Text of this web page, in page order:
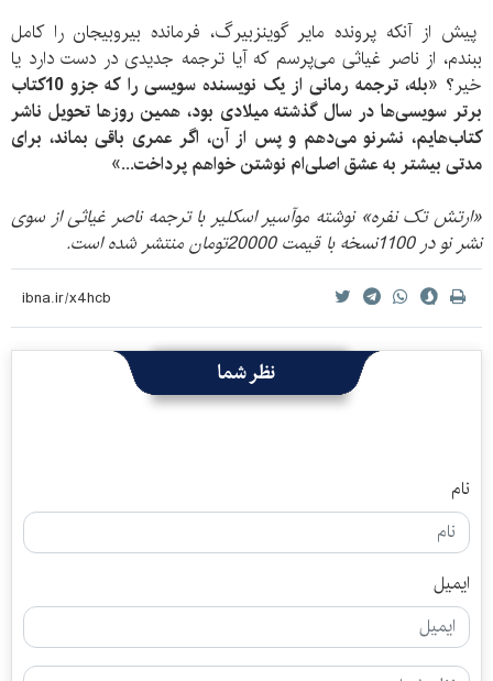
پیش از آنکه پرونده مایر گوینزبیرگ، فرمانده بیروبیجان را کامل
ببندم، از ناصر غیاثی می‌پرسم که آیا ترجمه جدیدی در دست دارد یا
خیر؟
«بله، ترجمه رمانی از یک نویسنده سویسی را که جزو 10کتاب
برتر سویسی‌ها در سال گذشته میلادی بود، همین روزها تحویل ناشر
کتاب‌هایم، نشرنو می‌دهم و پس از آن، اگر عمری باقی بماند، برای
مدتی بیشتر به عشق اصلی‌ام نوشتن خواهم پرداخت...»
«ارتش تک نفره» نوشته موآسیر اسکلیر با ترجمه ناصر غیاثی از سوی
نشر نو در 1100نسخه با قیمت 20000تومان منتشر شده است.
نظر شما
نام
ایمیل